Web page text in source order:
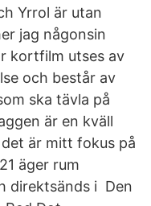
Yrrol är utan
jag någonsin
kortfilm utses av
och består av
ska tävla på
är en kväll
är mitt fokus på
äger rum
direktsänds i Den